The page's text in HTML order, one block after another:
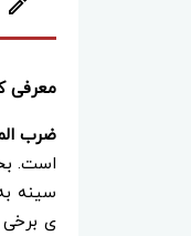
معرفی
ضرب
است.
سینه
ی برخی